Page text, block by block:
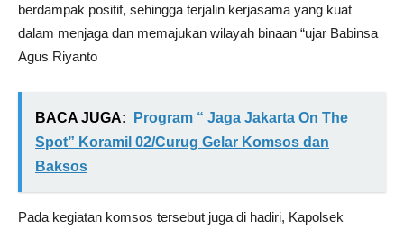
berdampak positif, sehingga terjalin kerjasama yang kuat
dalam menjaga dan memajukan wilayah binaan “ujar Babinsa
Agus Riyanto
BACA JUGA:
Program “ Jaga Jakarta On The
Spot” Koramil 02/Curug Gelar Komsos dan
Baksos
Pada kegiatan komsos tersebut juga di hadiri, Kapolsek